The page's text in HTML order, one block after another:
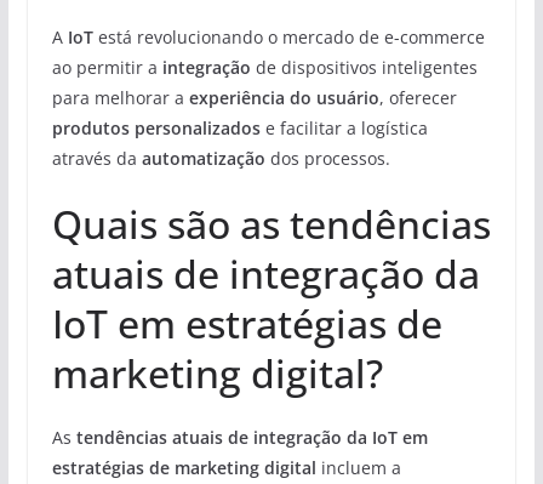
A IoTestá revolucionando o mercado de e-commerce
ao permitir a integração de dispositivos inteligentes
para melhorar a experiência do usuário, oferecer
produtos personalizadose facilitar a logística
através da automatização dos processos.
Quais são as tendências
atuais de integração da
IoT em estratégias de
marketing digital?
As tendências atuais de integração da IoT em
estratégias de marketing digital incluem a